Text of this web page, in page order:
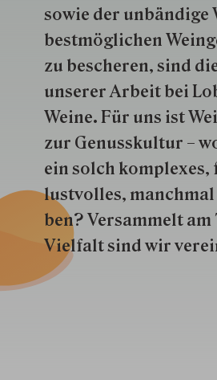
so­wie der un­bän­dige
best­mög­lich­en
zu besche­ren, sind
unserer Arbeit bei
Weine. Für uns ist
zur Genuss­kultur –
ein solch kom­plexes,
lustvolles,
ben? Versammelt am
Vielfalt sind wir